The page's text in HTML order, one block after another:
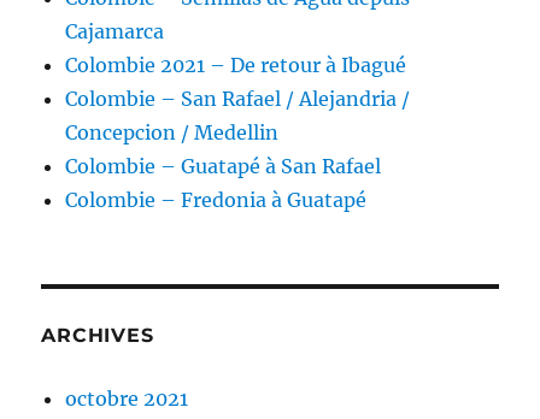
Cajamarca
Colombie 2021 – De retour à Ibagué
Colombie – San Rafael / Alejandria /
Concepcion / Medellin
Colombie – Guatapé à San Rafael
Colombie – Fredonia à Guatapé
ARCHIVES
octobre 2021